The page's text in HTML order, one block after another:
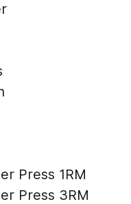
Press 1RM
Press 3RM